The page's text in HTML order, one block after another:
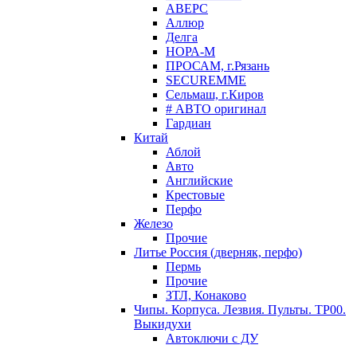
АВЕРС
Аллюр
Делга
НОРА-М
ПРОСАМ, г.Рязань
SECUREMME
Сельмаш, г.Киров
# АВТО оригинал
Гардиан
Китай
Аблой
Авто
Английские
Крестовые
Перфо
Железо
Прочие
Литье Россия (дверняк, перфо)
Пермь
Прочие
ЗТЛ, Конаково
Чипы. Корпуса. Лезвия. Пульты. TP00.
Выкидухи
Автоключи с ДУ